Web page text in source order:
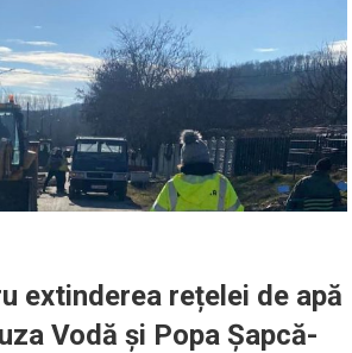
extinderea rețelei de apă
Vodă și Popa Șapcă-